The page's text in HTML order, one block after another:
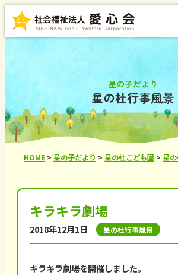
星の杜行事風景
星の子だより
HOME >星の子だより >星の杜こども園 >星
キラキラ劇場
2018年12月1日 星の杜行事風景
キラキラ劇場を開催しました。